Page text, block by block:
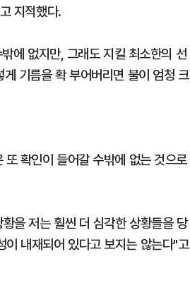
지적했다.
에 없지만, 그래도 지킬 최소한의 선
기름을 확 부어버리면 불이 엄청 크
확인이 들어갈 수밖에 없는 것으로
을 저는 훨씬 더 심각한 상황들을 당
내재되어 있다고 보지는 않는다"고